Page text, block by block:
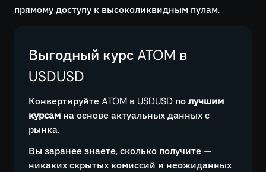
прямому доступу к высоколиквидным пулам.
Выгодный курс ATOM в
USDUSD
Конвертируйте ATOM в USDUSD получшим
курсам на основе актуальных данных с
рынка.
Вы заранее знаете, сколько получите —
никаких скрытых комиссий и неожиданных